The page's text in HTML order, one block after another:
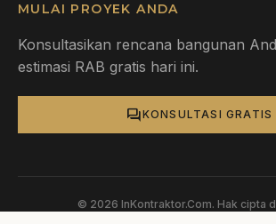
MULAI PROYEK ANDA
Konsultasikan rencana bangunan
estimasi RAB gratis hari ini.
forumKONSULTASI GRATIS
© 2026 InKontraktor.Com. Hak cipta